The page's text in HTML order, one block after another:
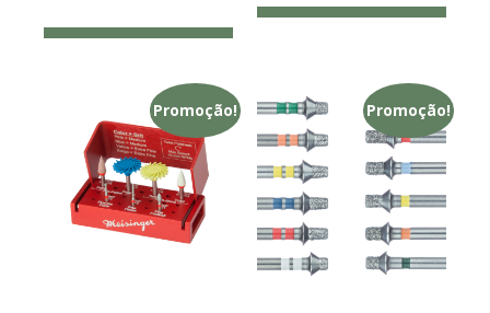
Promoção! Promoção!